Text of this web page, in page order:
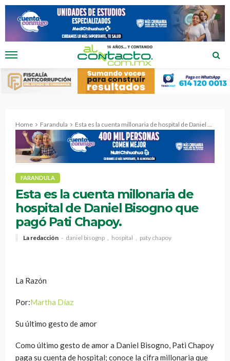
Home Farandula Esta es la cuenta millonaria de hospital de Daniel Bisogno que pagó Pati Chapoy.
FARANDULA
Esta es la cuenta millonaria de
hospital de Daniel Bisogno que
pagó Pati Chapoy.
La redacción daniel bisognp hospital paty chapoy
La Razón
Por:Martha Díaz
Su último gesto de amor
Como último gesto de amor a Daniel Bisogno, Pati Chapoy
paga su cuenta de hospital; conoce la cifra millonaria que